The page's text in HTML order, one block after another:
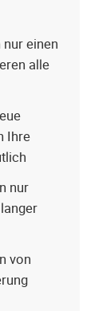
nur einen
alle
Ihre
nur
von